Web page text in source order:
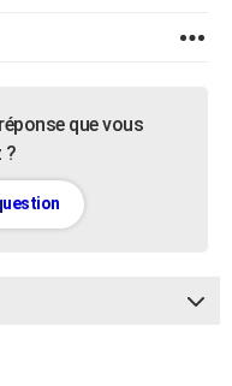
que vous
?